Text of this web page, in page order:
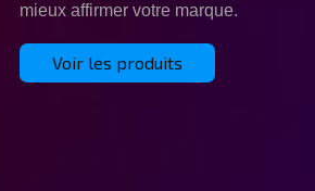
mieux affirmer votre marque.
Voir les produits